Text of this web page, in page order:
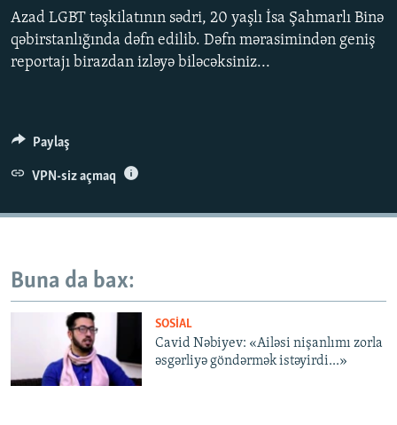
İNFOQRAFIKA
KARIKATURA
AZƏRBAYCAN ƏDƏBIYYATI KITABXANASI
İSLAM VƏ DEMOKRATIYA
MISSIYAMIZ
PEŞƏ ETIKASI VƏ JURNALISTIKA STANDARTLARIMIZ
BIZIMLƏ ƏLAQƏ
XƏBƏR BÜLLETENLƏRIMIZ
BIZI IZLƏ
Azad LGBT təşkilatının sədri, 20 yaşlı İsa Şahmarlı Binə
qəbirstanlığında dəfn edilib. Dəfn mərasimindən geniş
reportajı birazdan izləyə biləcəksiniz...
Paylaş
VPN-siz açmaq
Buna da bax:
SOSIAL
Cavid Nəbiyev: «Ailəsi nişanlımı zorla
əsgərliyə göndərmək istəyirdi...»